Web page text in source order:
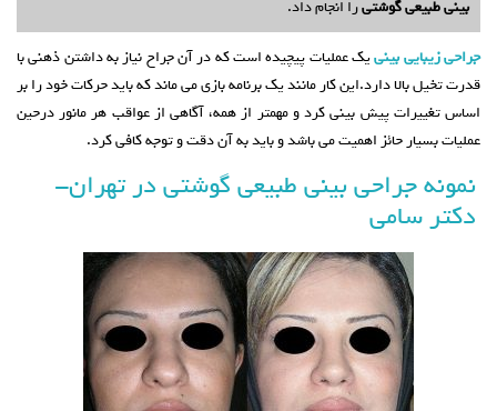
بینی طبیعی گوشتیرا انجام داد.
جراحی زیبایی بینییک عملیات پیچیده است که در آن جراح نیاز به داشتن ذهنی با
قدرت تخیل بالا دارد.این کار مانند یک برنامه بازی می ­ماند که باید حرکات خود را بر
اساس تغییرات پیش بینی کرد و مهمتر از همه، آگاهی از عواقب هر مانور درحین
عملیات بسیار حائز اهمیت می باشد و باید به آن دقت و توجه کافی کرد.
نمونه جراحی بینی طبیعی گوشتی در تهران-
دکتر سامی